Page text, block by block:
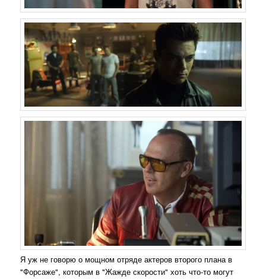
Я уж не говорю о мощном отряде актеров второго плана в
"Форсаже", которым в "Жажде скорости" хоть что-то могут